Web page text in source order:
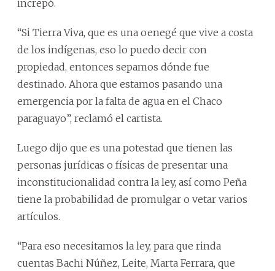
increpó.
“Si Tierra Viva, que es una oenegé que vive a costa
de los indígenas, eso lo puedo decir con
propiedad, entonces sepamos dónde fue
destinado. Ahora que estamos pasando una
emergencia por la falta de agua en el Chaco
paraguayo”, reclamó el cartista.
Luego dijo que es una potestad que tienen las
personas jurídicas o físicas de presentar una
inconstitucionalidad contra la ley, así como Peña
tiene la probabilidad de promulgar o vetar varios
artículos.
“Para eso necesitamos la ley, para que rinda
cuentas Bachi Núñez, Leite, Marta Ferrara, que